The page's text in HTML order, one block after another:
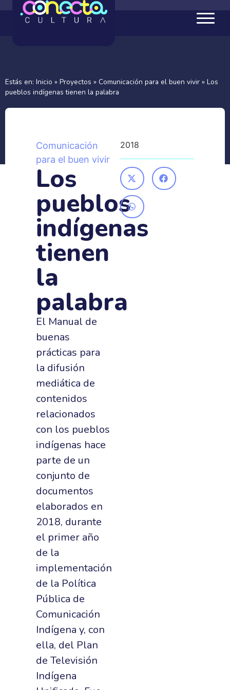
Estás en: Inicio » Proyectos » Comunicación para el buen vivir » Los
pueblos indígenas tienen la palabra
Comunicación
para el buen vivir
Los
pueblos
indígenas
tienen
la
palabra
El Manual de
buenas
prácticas para
la difusión
mediática de
contenidos
relacionados
con los pueblos
indígenas hace
parte de un
conjunto de
documentos
elaborados en
2018, durante
el primer año
de la
implementación
de la Política
Pública de
Comunicación
Indígena y, con
ella, del Plan
de Televisión
Indígena
2018